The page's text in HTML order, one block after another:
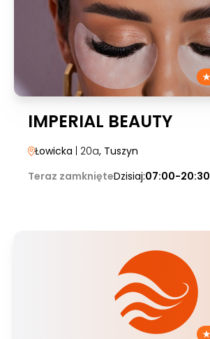
IMPERIAL BEAUTY
Łowicka | 20a, Tuszyn
Teraz zamknięteDzisiaj:07:00-20:30